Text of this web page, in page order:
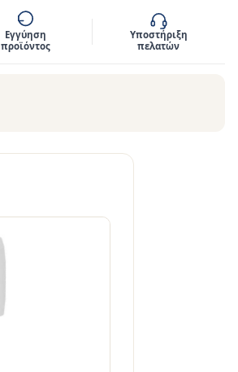
Εγγύηση
προϊόντος
Υποστήριξη
πελατών